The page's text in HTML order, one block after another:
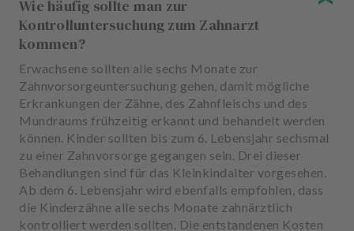
Wie häufig sollte man zur
Kontrolluntersuchung zum Zahnarzt
kommen?
Erwachsene sollten alle sechs Monate zur
Zahnvorsorgeuntersuchung gehen, damit mögliche
Erkrankungen der Zähne, des Zahnfleischs und des
Mundraums frühzeitig erkannt und behandelt werden
können. Kinder sollten bis zum 6. Lebensjahr sechsmal
zu einer Zahnvorsorge gegangen sein. Drei dieser
Behandlungen sind für das Kleinkindalter vorgesehen.
Ab dem 6. Lebensjahr wird ebenfalls empfohlen, dass
die Kinderzähne alle sechs Monate zahnärztlich
kontrolliert werden sollten. Die entstandenen Kosten